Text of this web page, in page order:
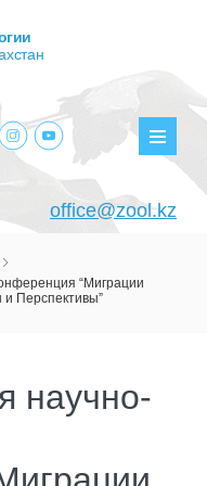
office@zool.kz
youtube.com
“Миграции
и Перспективы”
научно-